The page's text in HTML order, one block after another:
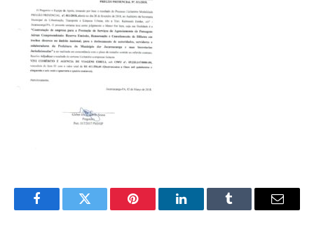
FacebookTwitter Pinterest O
Tumblr
E-